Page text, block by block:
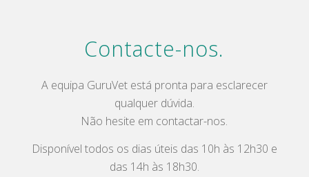
Contacte-nos.
A equipa GuruVet está pronta para esclarecer
qualquer dúvida.
Não hesite em contactar-nos.
Disponível todos os dias úteis das 10h às 12h30 e
das 14h às 18h30.